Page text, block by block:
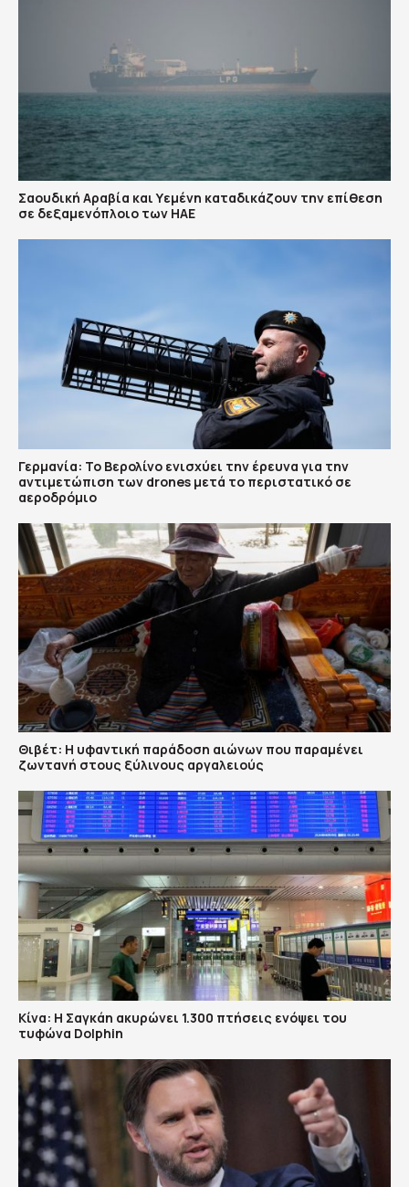
Σαουδική Αραβία και Υεμένη καταδικάζουν την επίθεση
σε δεξαμενόπλοιο των ΗΑΕ
Γερμανία: Το Βερολίνο ενισχύει την έρευνα για την
αντιμετώπιση των drones μετά το περιστατικό σε
αεροδρόμιο
Θιβέτ: Η υφαντική παράδοση αιώνων που παραμένει
ζωντανή στους ξύλινους αργαλειούς
Κίνα: Η Σαγκάη ακυρώνει 1.300 πτήσεις ενόψει του
τυφώνα Dolphin